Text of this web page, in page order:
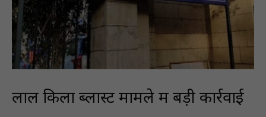
लाल किला ब्लास्ट मामले में बड़ी कार्रवाई